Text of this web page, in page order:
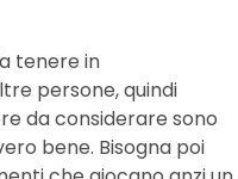
tenere in
persone, quindi
da considerare sono
bene. Bisogna poi